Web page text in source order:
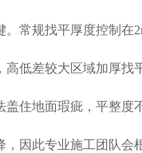
。常规找平厚度控制在
低差较大区域加厚找
盖住地面瑕疵，平整度
，因此专业施工团队会